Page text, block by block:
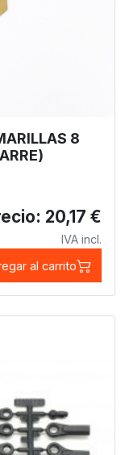
8
20,17 €
IVA incl.
al carrito